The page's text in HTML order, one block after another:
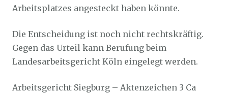
Arbeitsplatzes angesteckt haben könnte.
Die Entscheidung ist noch nicht rechtskräftig.
Gegen das Urteil kann Berufung beim
Landesarbeitsgericht Köln eingelegt werden.
Arbeitsgericht Siegburg – Aktenzeichen 3 Ca